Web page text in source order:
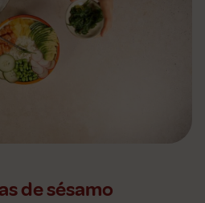
de sésamo